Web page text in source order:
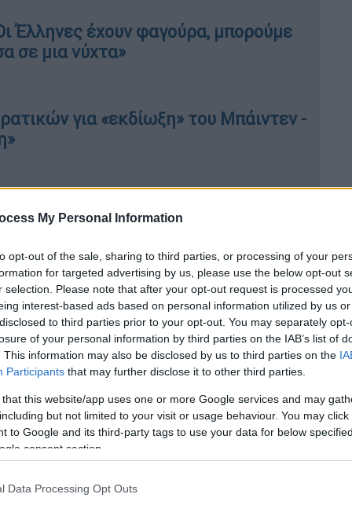
My Personal Information
opt-out of the sale, sharing to third parties, or processing of your
for targeted advertising by us, please use the below opt-out
selection. Please note that after your opt-out request is processed
interest-based ads based on personal information utilized by us
to third parties prior to your opt-out. You may separately
of your personal information by third parties on the IAB’s list of
This information may also be disclosed by us to third parties on the
Participants that may further disclose it to other third parties.
that this website/app uses one or more Google services and may
but not limited to your visit or usage behaviour. You may
to Google and its third-party tags to use your data for below
consent section.
Data Processing Opt Outs
Έλληνες έχουν φαγούρα, μπορούμε
σε μια νύχτα»
για «εκδίωξη» του Μπάιντεν -
η «Ειρηνευτική Επιχείρηση
ειρήνη και ασφάλεια στο νησί.
για μια λύση δύο κρατών, ζητώντας την
της Βόρειας Κύπρου' ως ισότιμο μέλος
χαλάρωση στις διεκδικήσεις
η Τουρκία δεν πρόκειται να επιτρέψει
της προσέγγισης στα ζητήματα του
ότι οι πρακτικές υπεράσπισης των
θα συνεχιστούν αδιάκοπα.